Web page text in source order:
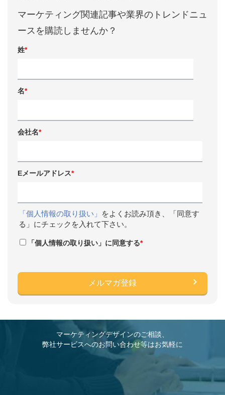
マーケティング関連記事や業界のトレンドニュ
ースを購読しませんか？
姓*
名*
会社名*
Eメールアドレス*
「個人情報の取り扱い」
をよくお読み頂き、「同意す
る」にチェックを入れて下さい。
「個人情報の取り扱い」に同意する*
マーケティングデザインのご相談、
弊社サービスへのお問い合わせ等はお気軽に